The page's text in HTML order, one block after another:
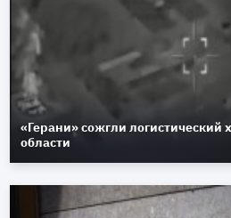
«Герани» сожгли логистический
области